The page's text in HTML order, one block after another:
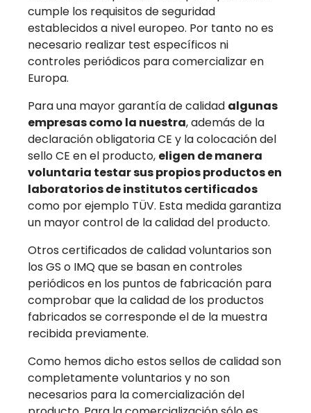
cumple los requisitos de seguridad
establecidos a nivel europeo. Por tanto no es
necesario realizar test específicos ni
controles periódicos para comercializar en
Europa.
Para una mayor garantía de calidad algunas
empresas como la nuestra, además de la
declaración obligatoria CE y la colocación del
sello CE en el producto, eligen de manera
voluntaria testar sus propios productos en
laboratorios de institutos certificados
como por ejemplo TÜV. Esta medida garantiza
un mayor control de la calidad del producto.
Otros certificados de calidad voluntarios son
los GS o IMQ que se basan en controles
periódicos en los puntos de fabricación para
comprobar que la calidad de los productos
fabricados se corresponde el de la muestra
recibida previamente.
Como hemos dicho estos sellos de calidad son
completamente voluntarios y no son
necesarios para la comercialización del